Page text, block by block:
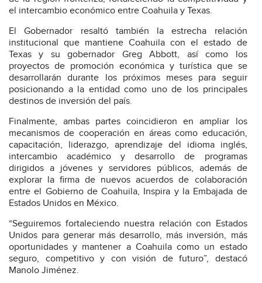
el intercambio económico entre Coahuila y Texas.
El Gobernador resaltó también la estrecha relación
institucional que mantiene Coahuila con el estado de
Texas y su gobernador Greg Abbott, así como los
proyectos de promoción económica y turística que se
desarrollarán durante los próximos meses para seguir
posicionando a la entidad como uno de los principales
destinos de inversión del país.
Finalmente, ambas partes coincidieron en ampliar los
mecanismos de cooperación en áreas como educación,
capacitación, liderazgo, aprendizaje del idioma inglés,
intercambio académico y desarrollo de programas
dirigidos a jóvenes y servidores públicos, además de
explorar la firma de nuevos acuerdos de colaboración
entre el Gobierno de Coahuila, Inspira y la Embajada de
Estados Unidos en México.
“Seguiremos fortaleciendo nuestra relación con Estados
Unidos para generar más desarrollo, más inversión, más
oportunidades y mantener a Coahuila como un estado
seguro, competitivo y con visión de futuro”, destacó
Manolo Jiménez.